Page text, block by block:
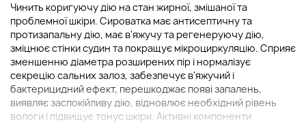
Чинить коригуючу дію на стан жирної, змішаної та
проблемної шкіри. Сироватка має антисептичну та
протизапальну дію, має в'яжучу та регенеруючу дію,
зміцнює стінки судин та покращує мікроциркуляцію. Сприяє
зменшенню діаметра розширених пір і нормалізує
секрецію сальних залоз, забезпечує в'яжучий і
бактерицидний ефект, перешкоджає появі запалень,
виявляє заспокійливу дію, відновлює необхідний рівень
вологи і підвищує тонус шкіри. Активні компоненти